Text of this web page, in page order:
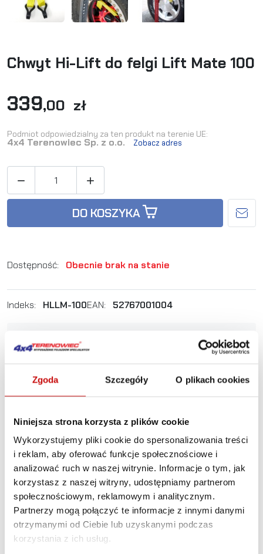
Zgoda Szczegóły O plikach cookies
Niniejsza strona korzysta z plików cookie
Wykorzystujemy pliki cookie do spersonalizowania treści
i reklam, aby oferować funkcje społecznościowe i
analizować ruch w naszej witrynie. Informacje o tym, jak
korzystasz z naszej witryny, udostępniamy partnerom
społecznościowym, reklamowym i analitycznym.
Partnerzy mogą połączyć te informacje z innymi danymi
otrzymanymi od Ciebie lub uzyskanymi podczas
korzystania z ich usług.
Chwyt Hi-Lift do felgi Lift Mate 100
339,00 zł
Podmiot odpowiedzialny za ten produkt na terenie UE:
4x4 Terenowiec Sp. z o.o. Zobacz adres
 
DO KOSZYKA
Dostępność: Obecnie brak na stanie
Indeks: HLLM-100EAN: 52767001004
Nie masz pewności, jak najlepiej dobrać
produkt? Zadzwoń, my Ci doradzimy.
Opis produktu
Chwyt Hi-Lift do felgi
Wiele pojazdów ma bardzo duże koła czy opony, wówczas